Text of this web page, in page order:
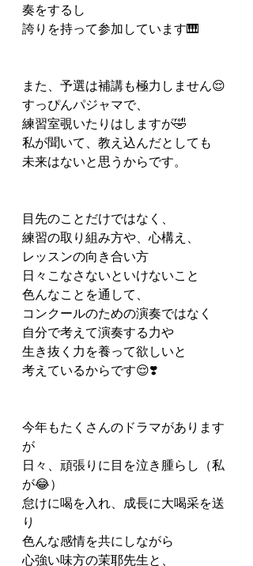
奏をするし
誇りを持って参加しています🎹
また、予選は補講も極力しません😌
すっぴんパジャマで、
練習室覗いたりはしますが🤣
私が聞いて、教え込んだとしても
未来はないと思うからです。
目先のことだけではなく、
練習の取り組み方や、心構え、
レッスンの向き合い方
日々こなさないといけないこと
色んなことを通して、
コンクールのための演奏ではなく
自分で考えて演奏する力や
生き抜く力を養って欲しいと
考えているからです😌❣️
今年もたくさんのドラマがあります
が
日々、頑張りに目を泣き腫らし（私
が😂）
怠けに喝を入れ、成長に大喝采を送
り
色んな感情を共にしながら
心強い味方の茉耶先生と、